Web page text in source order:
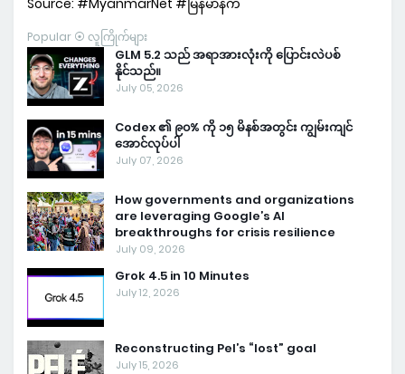
Source: #MyanmarNet #မြန်မာနက်
Popular ⦿ လူကြိုက်များ
GLM 5.2 သည် အရာအားလုံးကို ပြောင်းလဲပစ်
နိုင်သည်။
July 05, 2026
Codex ၏ ၉၀% ကို ၁၅ မိနစ်အတွင်း ကျွမ်းကျင်
အောင်လုပ်ပါ
July 07, 2026
How governments and organizations
are leveraging Google’s AI
breakthroughs for crisis resilience
July 09, 2026
Grok 4.5 in 10 Minutes
July 12, 2026
Reconstructing Pel’s “lost” goal
July 15, 2026